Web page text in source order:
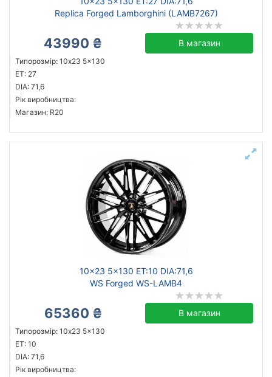
Replica Forged Lamborghini (LAMB7267)
43990 ₴ В магазин
Типорозмір: 10x23 5x130
ET: 27
DIA: 71,6
Рік виробництва:
Магазин: R20
10x23 5x130 ET:10 DIA:71,6
WS Forged WS-LAMB4
65360 ₴ В магазин
Типорозмір: 10x23 5x130
ET: 10
DIA: 71,6
Рік виробництва: